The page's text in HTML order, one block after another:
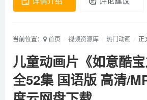
当前位置： 首页 视频资源库 热门动画 正
儿童动画片《如意酷宝
全52集 国语版 高清/